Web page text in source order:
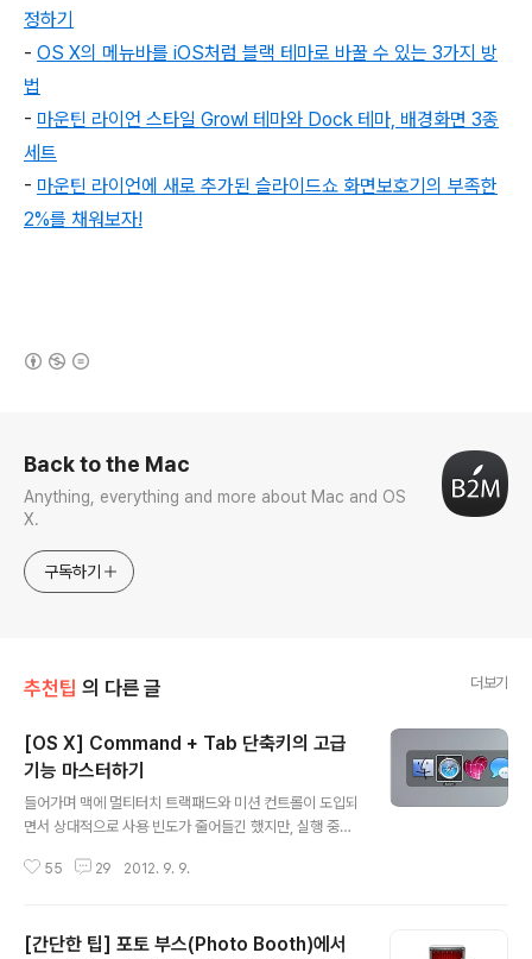
정하기
- OS X의 메뉴바를 iOS처럼 블랙 테마로 바꿀 수 있는 3가지 방
법
- 마운틴 라이언 스타일 Growl 테마와 Dock 테마, 배경화면 3종
세트
- 마운틴 라이언에 새로 추가된 슬라이드쇼 화면보호기의 부족한
2%를 채워보자!
Back to the Mac
Anything, everything and more about Mac and OS
X.
구독하기
추천팁 의 다른 글 더보기
[OS X] Command + Tab 단축키의 고급
기능 마스터하기
들어가며 맥에 멀티터치 트랙패드와 미션 컨트롤이 도입되
면서 상대적으로 사용 빈도가 줄어들긴 했지만, 실행 중인
Command + Tab 단축키일 것입니다. Command + T
다. 1. 기본 중의 기본 Command + Tab 단축키를 사용
55 29 2012. 9. 9.
[간단한 팁] 포토 부스(Photo Booth)에서